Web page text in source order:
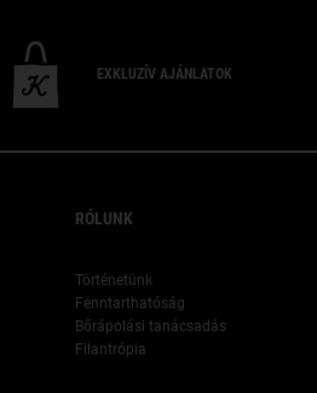
EXKLUZÍV AJÁNLATOK
RÓLUNK
Történetünk
Fenntarthatóság
Bőrápolási tanácsadás
Filantrópia